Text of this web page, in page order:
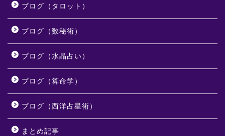
ブログ（タロット）
ブログ（数秘術）
ブログ（水晶占い）
ブログ（算命学）
ブログ（西洋占星術）
まとめ記事